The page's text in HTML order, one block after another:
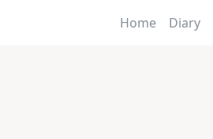
Home Diary